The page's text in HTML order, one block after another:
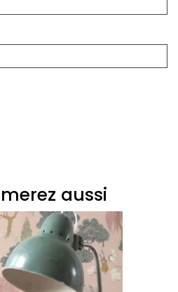
aussi